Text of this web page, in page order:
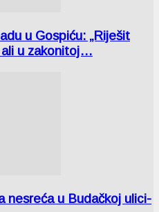
u Gospiću: „Riješit
u zakonitoj…
nesreća u Budačkoj ulici-